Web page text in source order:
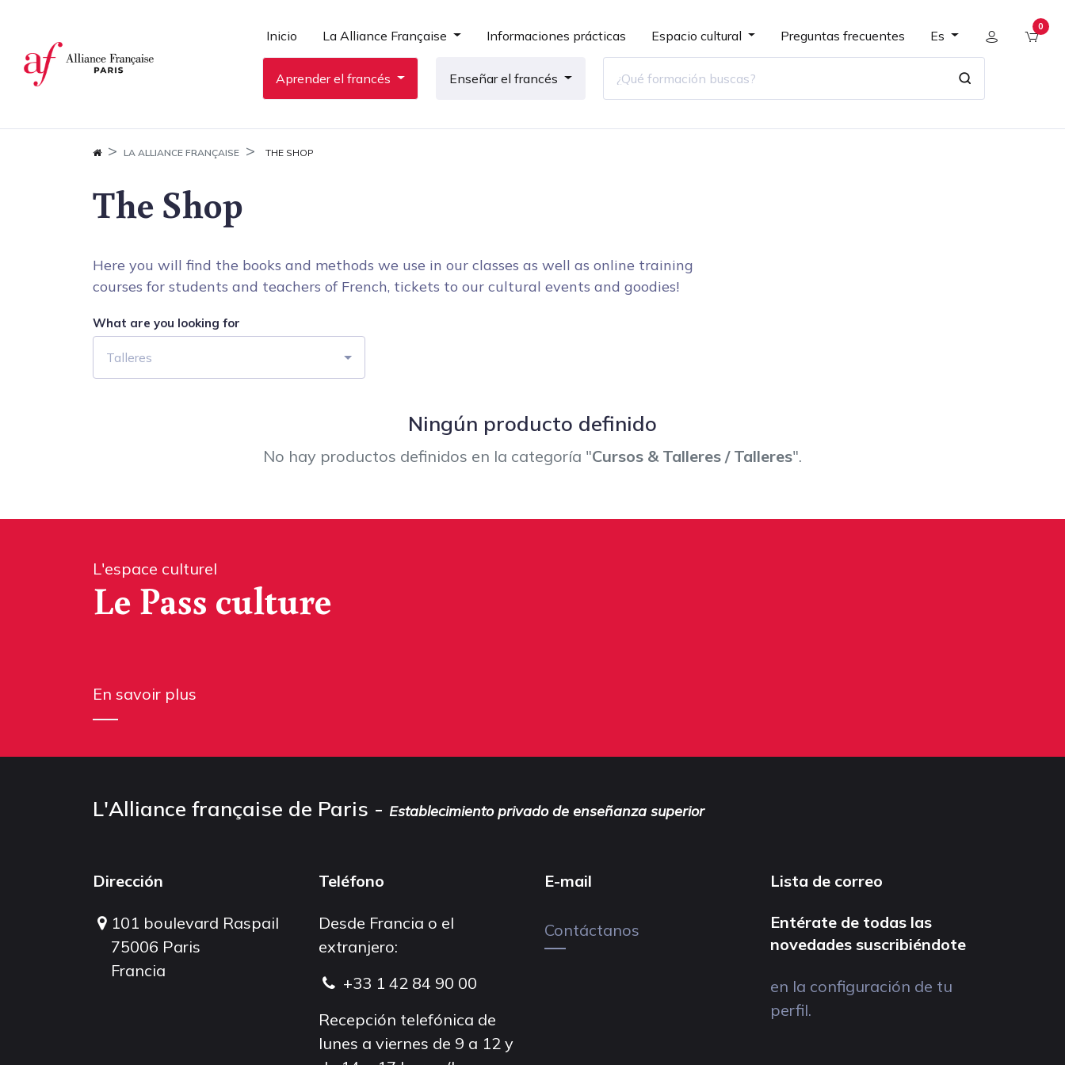
Inicio La Alliance Française Informaciones prácticas Espacio cultural Preguntas frecuentes Es
0
Aprender el francés Enseñar el francés
LA ALLIANCE FRANÇAISE THE SHOP
The Shop
Here you will find the books and methods we use in our classes as well as online training
courses for students and teachers of French, tickets to our cultural events and goodies!
What are you looking for
Talleres
Ningún producto definido
No hay productos definidos en la categoría "Cursos & Talleres / Talleres".
L'espace culturel
Le Pass culture
En savoir plus
L'Alliance française de Paris - Establecimiento privado de enseñanza superior
Dirección
101 boulevard Raspail
75006 Paris
Francia
Teléfono
Desde Francia o el
extranjero:
+33 1 42 84 90 00
Recepción telefónica de
lunes a viernes de 9 a 12 y
E-mail
Contáctanos
Lista de correo
Entérate de todas las
novedades suscribiéndote
en la configuración de tu
perfil.